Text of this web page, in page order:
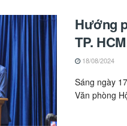
Hướng
TP.
18/08/2024
Sáng ngày
Văn phòng